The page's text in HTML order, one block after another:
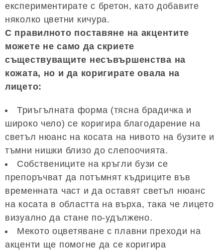
експериментирате с бретон, като добавите
няколко цветни кичура.
С правилното поставяне на акцентите
можете не само да скриете
съществуващите несъвършенства на
кожата, но и да коригирате овала на
лицето:
Триъгълната форма (тясна брадичка и
широко чело) се коригира благодарение на
светъл нюанс на косата на нивото на бузите и
тъмни нишки близо до слепоочията.
Собствениците на кръгли бузи се
препоръчват да потъмнят къдриците във
временната част и да оставят светъл нюанс
на косата в областта на върха, така че лицето
визуално да стане по-удължено.
Мекото оцветяване с плавни преходи на
акценти ще помогне да се коригира